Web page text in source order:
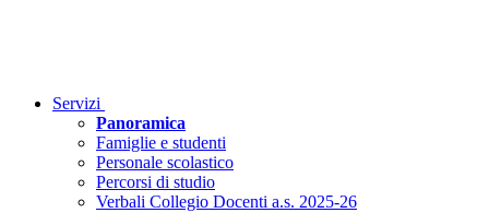
Servizi
Panoramica
Famiglie e studenti
Personale scolastico
Percorsi di studio
Verbali Collegio Docenti a.s. 2025-26